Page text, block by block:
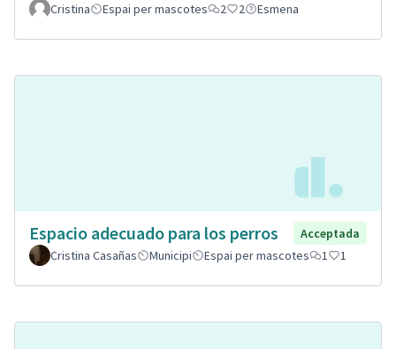
Cristina
Espai per mascotes 2 2 Esmena
Espacio adecuado para los perros
Acceptada
Cristina Casañas
Municipi Espai per mascotes 1 1